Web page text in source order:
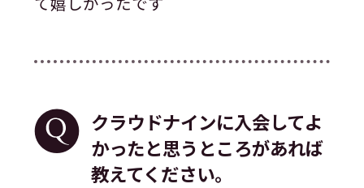
クラウドナインに入会してよ
かったと思うところがあれば
教えてください。